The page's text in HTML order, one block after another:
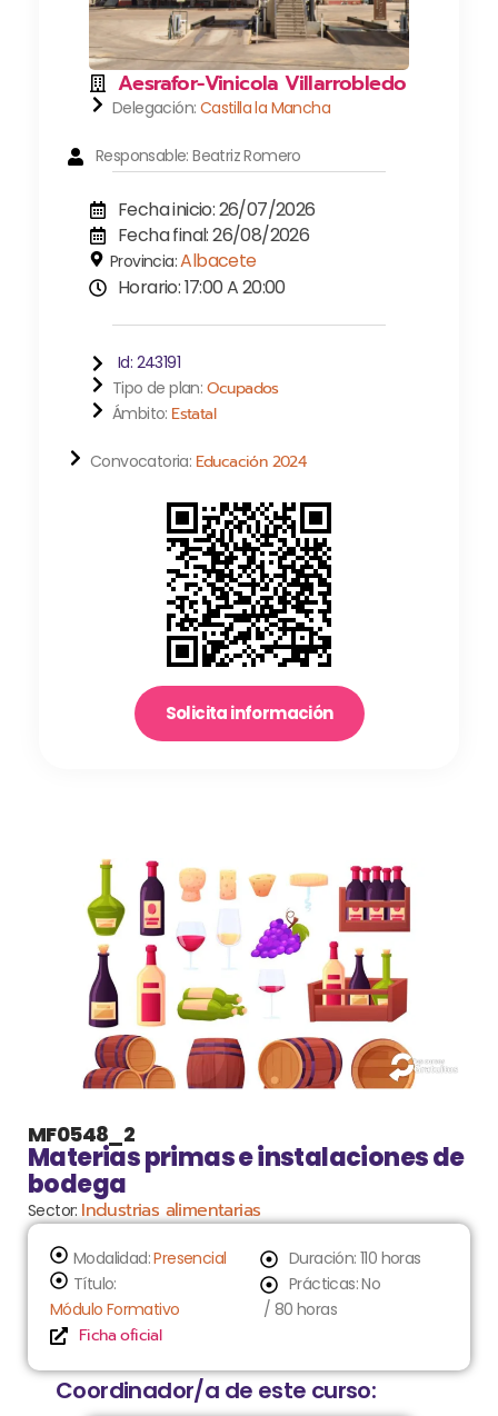
Aesrafor-Vinicola Villarrobledo
Delegación: Castilla la Mancha
Responsable: Beatriz Romero
Fecha inicio: 26/07/2026
Fecha final: 26/08/2026
Provincia:Albacete
Horario: 17:00 A 20:00
Id: 243191
Tipo de plan: Ocupados
Ámbito: Estatal
Convocatoria: Educación 2024
Solicita información
MF0548_2
Materias primas e instalaciones de
bodega
Sector: Industrias alimentarias
Modalidad:Presencial
Título:
Módulo Formativo
Ficha oficial
Duración: 110 horas
Prácticas: No
/ 80 horas
Coordinador/a de este curso: